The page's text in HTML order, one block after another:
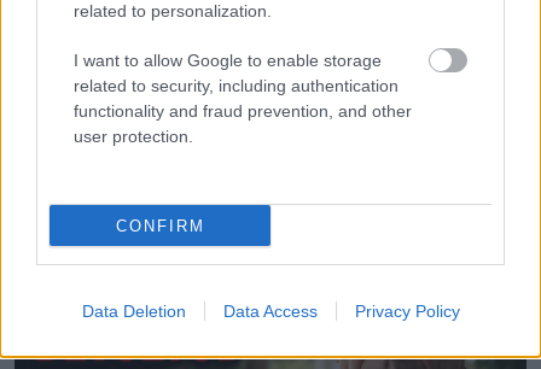
related to personalization.
I want to allow Google to enable storage
related to security, including authentication
functionality and fraud prevention, and other
user protection.
CONFIRM
Data Deletion Data Access Privacy Policy
döntöttem,